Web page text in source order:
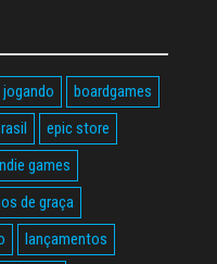
boardgames
epic store
games
de graça
lançamentos